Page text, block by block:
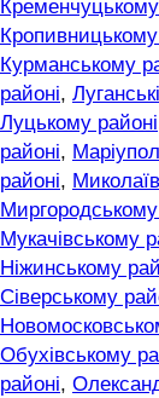
Кропивницькому
Курманському
районі,
Луцькому районі
районі,
районі,
Миргородському
Мукачівському
Ніжинському
Сіверському
Обухівському
районі,